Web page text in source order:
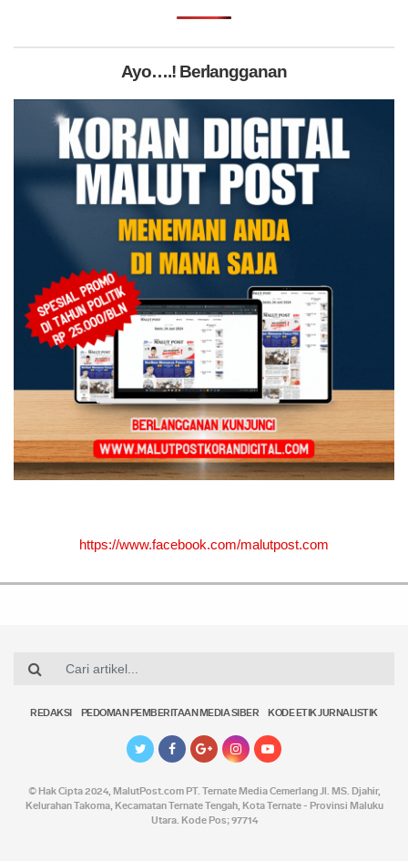
Ayo….! Berlangganan
https://www.facebook.com/malutpost.com
REDAKSI PEDOMAN PEMBERITAAN MEDIA SIBER KODE ETIK JURNALISTIK
© Hak Cipta 2024, MalutPost.comPT. Ternate Media Cemerlang Jl. MS. Djahir,
Kelurahan Takoma, Kecamatan Ternate Tengah, Kota Ternate - Provinsi Maluku
Utara. Kode Pos; 97714